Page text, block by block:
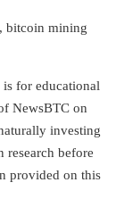
bitcoin mining
for educational
NewsBTC on
investing
research before
provided on this